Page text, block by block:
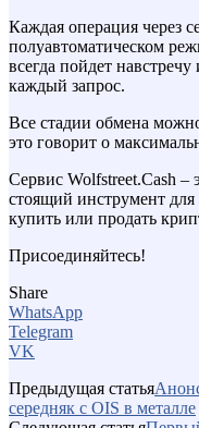
Каждая операция через
полуавтоматическом
всегда пойдет
каждый запрос.
Все стадии обмена
это говорит о
Сервис Wolfstreet.Cash –
стоящий инструмент
купить или продать
Присоединяйтесь!
Share
WhatsApp
Telegram
VK
Предыдущая статья
середняк с OIS в металле